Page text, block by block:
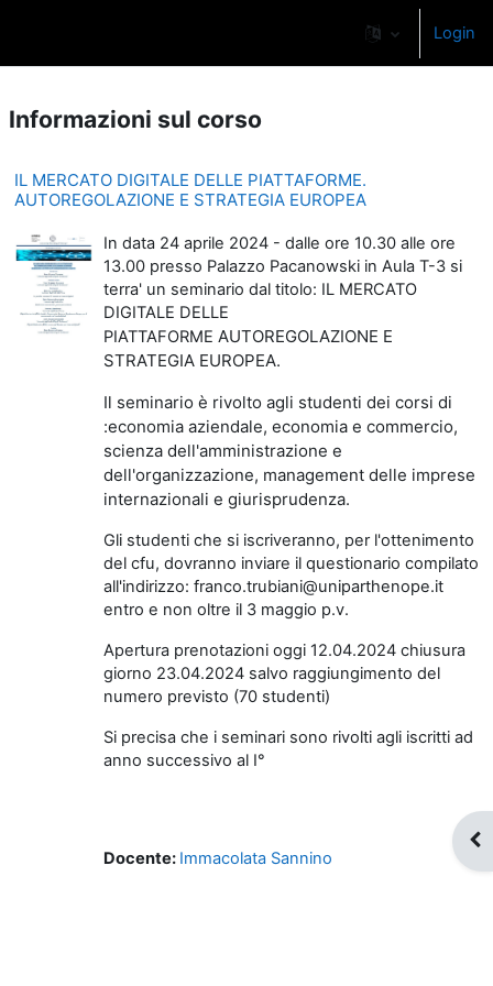
Login
Informazioni sul corso
IL MERCATO DIGITALE DELLE PIATTAFORME.
AUTOREGOLAZIONE E STRATEGIA EUROPEA
In data 24 aprile 2024 - dalle ore 10.30 alle ore
13.00 presso Palazzo Pacanowski in Aula T-3 si
terra' un seminario dal titolo: IL MERCATO
DIGITALE DELLE
PIATTAFORME AUTOREGOLAZIONE E
STRATEGIA EUROPEA.
Il seminario è rivolto agli studenti dei corsi di
:economia aziendale, economia e commercio,
scienza dell'amministrazione e
dell'organizzazione, management delle imprese
internazionali e giurisprudenza.
Gli studenti che si iscriveranno, per l'ottenimento
del cfu, dovranno inviare il questionario compilato
all'indirizzo: franco.trubiani@uniparthenope.it
entro e non oltre il 3 maggio p.v.
Apertura prenotazioni oggi 12.04.2024 chiusura
giorno 23.04.2024 salvo raggiungimento del
numero previsto (70 studenti)
Si precisa che i seminari sono rivolti agli iscritti ad
anno successivo al I°
Docente: Immacolata Sannino